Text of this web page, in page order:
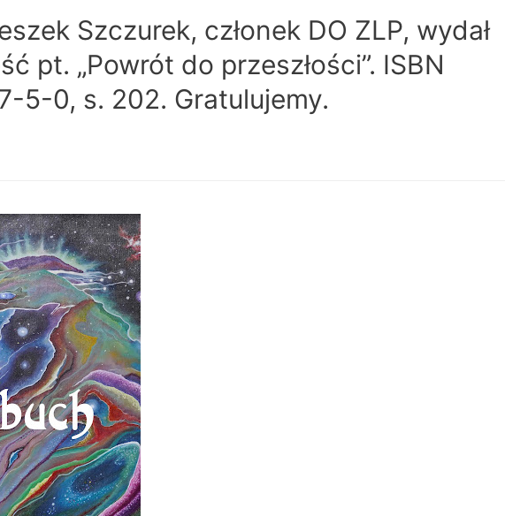
Szczurek, członek DO ZLP, wydał
pt. „Powrót do przeszłości”. ISBN
5-0, s. 202. Gratulujemy.